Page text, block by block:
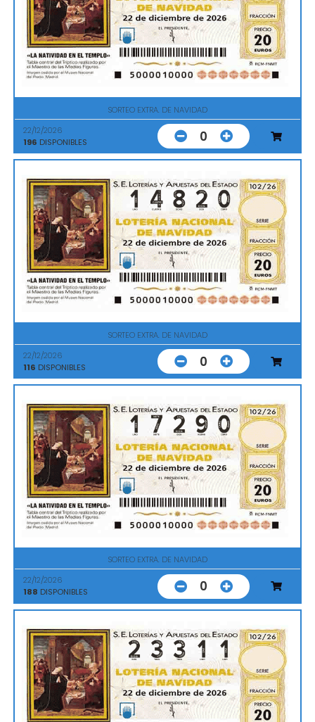
SORTEO EXTRA. DE NAVIDAD
22/12/2026
196 DISPONIBLES 0
SORTEO EXTRA. DE NAVIDAD
22/12/2026
116 DISPONIBLES 0
SORTEO EXTRA. DE NAVIDAD
22/12/2026
188 DISPONIBLES 0